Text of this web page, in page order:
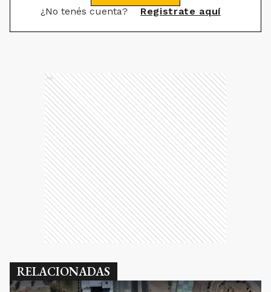
¿No tenés cuenta? Registrate aquí
Ads
RELACIONADAS